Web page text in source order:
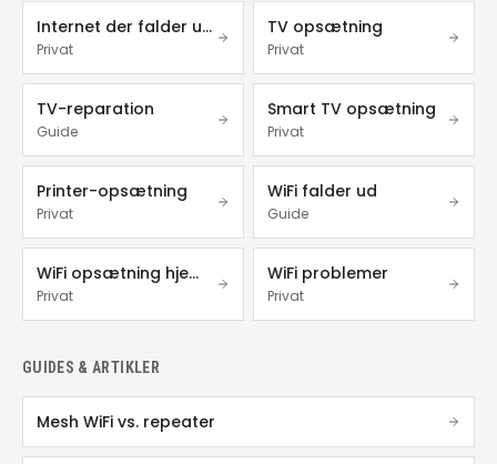
Internet der falder ud
Privat
TV opsætning
Privat
TV-reparation
Guide
Smart TV opsætning
Privat
Printer-opsætning
Privat
WiFi falder ud
Guide
WiFi opsætning hjemme
Privat
WiFi problemer
Privat
GUIDES & ARTIKLER
Mesh WiFi vs. repeater